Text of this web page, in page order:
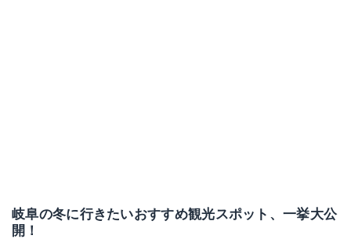
岐阜の冬に行きたいおすすめ観光スポット、一挙大公
開！